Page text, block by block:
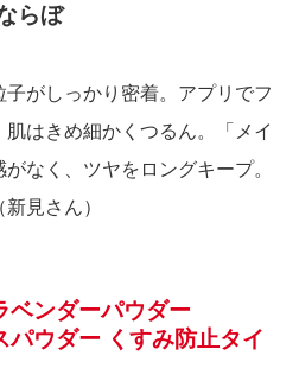
らぼ
がしっかり密着。アプリでフ
はきめ細かくつるん。「メイ
なく、ツヤをロングキープ。
見さん）
ベンダーパウダー
パウダー くすみ防止タイ